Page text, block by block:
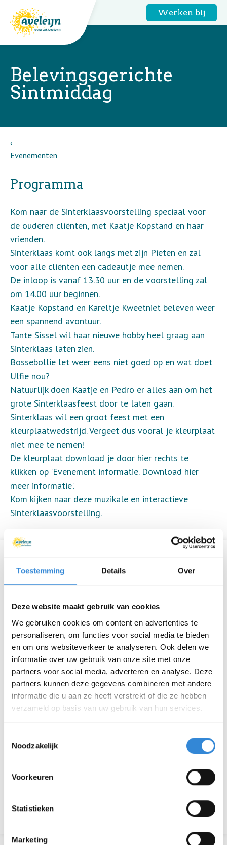
Toestemming Details Over
Deze website maakt gebruik van cookies
We gebruiken cookies om content en advertenties te
personaliseren, om functies voor social media te bieden
en om ons websiteverkeer te analyseren. Ook delen we
informatie over uw gebruik van onze site met onze
partners voor social media, adverteren en analyse. Deze
partners kunnen deze gegevens combineren met andere
informatie die u aan ze heeft verstrekt of die ze hebben
verzameld op basis van uw gebruik van hun services.
Noodzakelijk
Voorkeuren
Statistieken
Marketing
Werken bij
Belevingsgerichte
Sintmiddag
Evenementen
Informatie
Datum
za 26 nov.
Tijd
13:30 - 16:30
Locatie
Kulturhus, Borne
Thema
Ouderen
Kosten
Geen
Inschrijvingen
95 van 150
Aanmelden is niet meer mogelijk.
Download hier de poster
Terug naar het overzicht
Programma
Kom naar de Sinterklaasvoorstelling speciaal voor
de ouderen cliënten, met Kaatje Kopstand en haar
vrienden.
Sinterklaas komt ook langs met zijn Pieten en zal
voor alle cliënten een cadeautje mee nemen.
De inloop is vanaf 13.30 uur en de voorstelling zal
om 14.00 uur beginnen.
Kaatje Kopstand en Kareltje Kweetniet beleven weer
een spannend avontuur.
Tante Sissel wil haar nieuwe hobby heel graag aan
Sinterklaas laten zien.
Bossebollie let weer eens niet goed op en wat doet
Ulfie nou?
Natuurlijk doen Kaatje en Pedro er alles aan om het
grote Sinterklaasfeest door te laten gaan.
Sinterklaas wil een groot feest met een
kleurplaatwedstrijd. Vergeet dus vooral je kleurplaat
niet mee te nemen!
De kleurplaat download je door hier rechts te
klikken op 'Evenement informatie. Download hier
meer informatie'.
Kom kijken naar deze muzikale en interactieve
Sinterklaasvoorstelling.